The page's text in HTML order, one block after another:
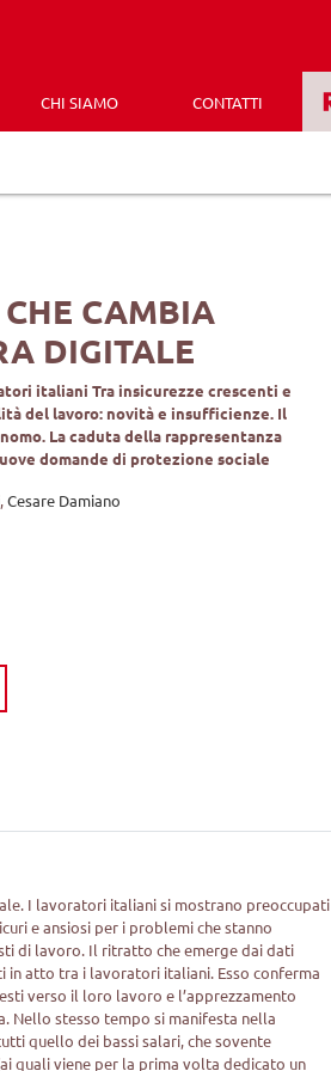
CHI SIAMO CONTATTI
CAMBIA
DIGITALE
italiani Tra insicurezze crescenti e
del lavoro: novità e insufficienze. Il
La caduta della rappresentanza
domande di protezione sociale
,Cesare Damiano
I lavoratori italiani si mostrano preoccupati
e ansiosi per i problemi che stanno
di lavoro. Il ritratto che emerge dai dati
in atto tra i lavoratori italiani. Esso conferma
verso il loro lavoro e l’apprezzamento
Nello stesso tempo si manifesta nella
quello dei bassi salari, che sovente
quali viene per la prima volta dedicato un